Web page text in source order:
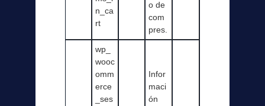
n_ca
rt
o de
com
pres.
wp_
wooc
omm
erce
_ses
Infor
maci
ón